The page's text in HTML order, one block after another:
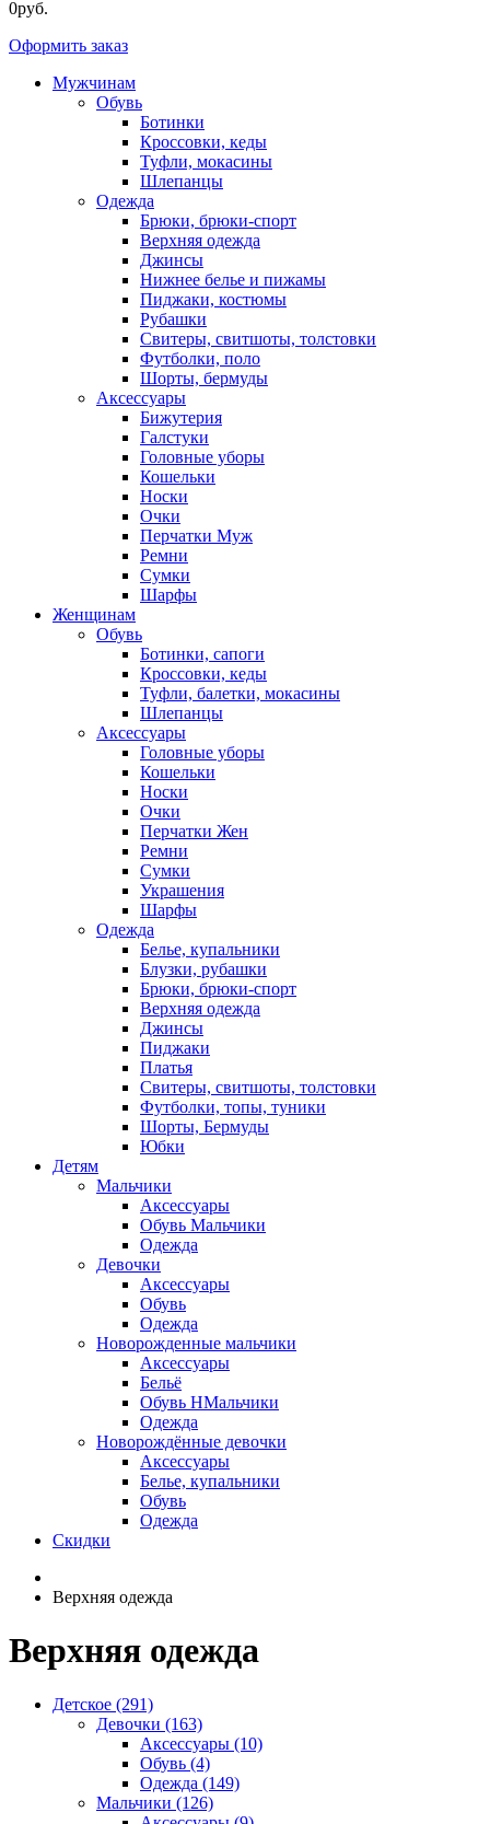
0руб.
Оформить заказ
Мужчинам
Обувь
Ботинки
Кроссовки, кеды
Туфли, мокасины
Шлепанцы
Одежда
Брюки, брюки-спорт
Верхняя одежда
Джинсы
Нижнее белье и пижамы
Пиджаки, костюмы
Рубашки
Свитеры, свитшоты, толстовки
Футболки, поло
Шорты, бермуды
Аксессуары
Бижутерия
Галстуки
Головные уборы
Кошельки
Носки
Очки
Перчатки Муж
Ремни
Сумки
Шарфы
Женщинам
Обувь
Ботинки, сапоги
Кроссовки, кеды
Туфли, балетки, мокасины
Шлепанцы
Аксессуары
Головные уборы
Кошельки
Носки
Очки
Перчатки Жен
Ремни
Сумки
Украшения
Шарфы
Одежда
Белье, купальники
Блузки, рубашки
Брюки, брюки-спорт
Верхняя одежда
Джинсы
Пиджаки
Платья
Свитеры, свитшоты, толстовки
Футболки, топы, туники
Шорты, Бермуды
Юбки
Детям
Мальчики
Аксессуары
Обувь Мальчики
Одежда
Девочки
Аксессуары
Обувь
Одежда
Новорожденные мальчики
Аксессуары
Бельё
Обувь НМальчики
Одежда
Новорождённые девочки
Аксессуары
Белье, купальники
Обувь
Одежда
Скидки
Верхняя одежда
Верхняя одежда
Детское (291)
Девочки (163)
Аксессуары (10)
Обувь (4)
Одежда (149)
Мальчики (126)